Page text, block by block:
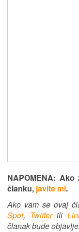
NAPOMENA:
članku, javite mi.
Ako vam se ovaj
Spot, Twitterili
članak bude